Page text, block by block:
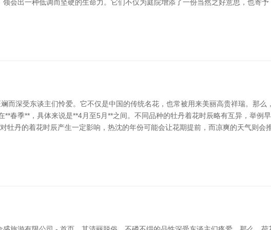
会出一种低调而坚硬的生命力。它们不仅为庭院增添了一份当然之好意思，也寄予
而深受东谈主们怜爱。它不仅是中国的传统名花，也常被用来美丽高贵祥瑞。那
春季**，具体来说是**4月至5月**之间。不同品种的牡丹着花时辰略有互异，举例
牡丹的着花时辰产生一定影响，热沈的年份可能会让花期提前，而凉爽的天气则会